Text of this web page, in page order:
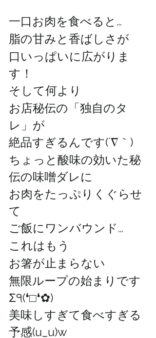
一口お肉を食べると…
脂の甘みと香ばしさが
口いっぱいに広がりま
す！
そして何より
お店秘伝の「独自のタ
レ」が
絶品すぎるんです(´∇｀)
ちょっと酸味の効いた秘
伝の味噌ダレに
お肉をたっぷりくぐらせ
て
ご飯にワンバウンド…
これはもう
お箸が止まらない
無限ループの始まりです
Σ੧(❛□❛✿)
美味しすぎて食べすぎる
予感(u_u)w